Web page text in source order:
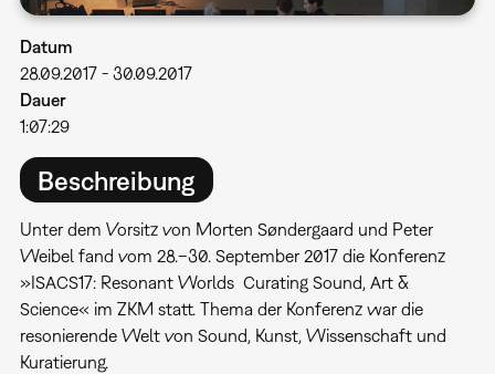
Datum
28.09.2017- 30.09.2017
Dauer
1:07:29
Beschreibung
Unter dem Vorsitz von Morten Søndergaard und Peter
Weibel fand vom 28.–30. September 2017 die Konferenz
»ISACS17: Resonant Worlds  Curating Sound, Art &
Science« im ZKM statt. Thema der Konferenz war die
resonierende Welt von Sound, Kunst, Wissenschaft und
Kuratierung.